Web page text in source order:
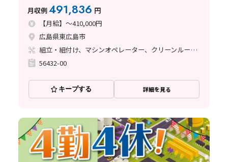
月収例491,836 円
【月給】～410,000円
広島県東広島市
組立・組付け、マシンオペレーター、クリーンルーム、清掃・洗浄、メンテナンス・保全
56432-00
キープする 詳細を見る